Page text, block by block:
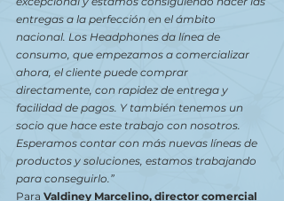
entregas a la perfección en el ámbito
nacional. Los Headphones da línea de
consumo, que empezamos a comercializar
ahora, el cliente puede comprar
directamente, con rapidez de entrega y
facilidad de pagos. Y también tenemos un
socio que hace este trabajo con nosotros.
Esperamos contar con más nuevas líneas de
productos y soluciones, estamos trabajando
para conseguirlo.”
Para Valdiney Marcelino, director comercial